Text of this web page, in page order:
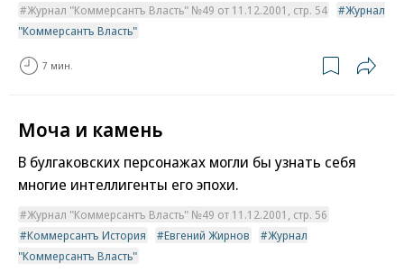
Журнал "Коммерсантъ Власть" №49 от 11.12.2001, стр. 54
Журнал
"Коммерсантъ Власть"
7 мин.
Моча и камень
В булгаковских персонажах могли бы узнать себя
многие интеллигенты его эпохи.
Журнал "Коммерсантъ Власть" №49 от 11.12.2001, стр. 56
Коммерсантъ История
Евгений Жирнов
Журнал
"Коммерсантъ Власть"